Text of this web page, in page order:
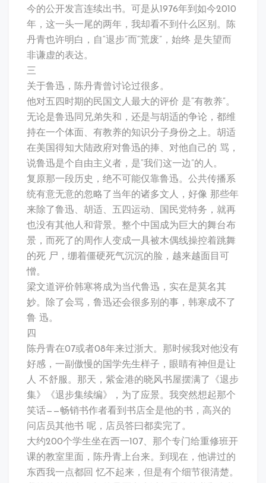
今的公开发言连续出书。可是从1976年到如今2010
年，这一头一尾的两年，我却看不到什么区别。陈
丹青也许明白，自“退步”而“荒废”，始终 是失望而
非谦虚的表达。
三
关于鲁迅，陈丹青曾讨论过很多。
他对五四时期的民国文人最大的评价 是“有教养”。
无论是鲁迅同兄弟失和，还是与胡适的争论，都维
持在一个体面、有教养的知识分子身份之上。胡适
在美国得知大陆政府对鲁迅的捧、对他自己的 骂，
说鲁迅是个自由主义者，是“我们这一边”的人。
复原那一段历史，绝不可能仅靠鲁迅。公共传播系
统有意无意的忽略了当年的诸多文人，好像 那些年
来除了鲁迅、胡适、五四运动、国民党特务，就再
也没有其他人和背景。整个中国成为巨大的舞台布
景，而死了的周作人变成一具被木偶线操控着跳舞
的死 尸，绷着僵硬死气沉沉的脸，越来越面目可
憎。
梁文道评价韩寒将成为当代鲁迅，实在是莫名其
妙。除了会骂，鲁迅还会很多别的事，韩寒成不了
鲁 迅。
四
陈丹青在07或者08年来过浙大。那时候我对他没有
好感，一副傲慢的国学先生样子，眼睛有神但是让
人 不舒服。那天，紫金港的晓风书屋摆满了《退步
集》《退步集续编》，为了应景。我突然想起那个
笑话——畅销书作者看到书店全是他的书，高兴的
问店员其他书 呢，店员答曰都卖完了。
大约200个学生坐在西一107、那个专门给重修班开
课的教室里面，陈丹青上台来。到现在，他讲过的
东西我一点都回 忆不起来，但是有个细节很清楚。